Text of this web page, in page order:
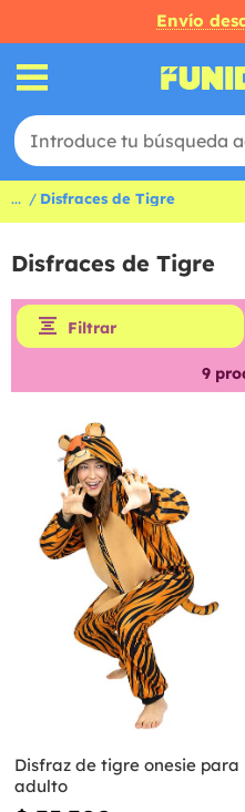
Envío
... Disfraces de Tigre
Disfraces de Tigre
Filtrar
9
Disfraz de tigre onesie para
adulto